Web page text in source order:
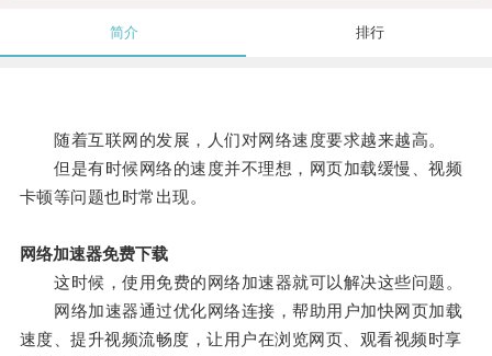
简介 排行
随着互联网的发展，人们对网络速度要求越来越高。
但是有时候网络的速度并不理想，网页加载缓慢、视频
卡顿等问题也时常出现。
网络加速器免费下载
这时候，使用免费的网络加速器就可以解决这些问题。
网络加速器通过优化网络连接，帮助用户加快网页加载
速度、提升视频流畅度，让用户在浏览网页、观看视频时享